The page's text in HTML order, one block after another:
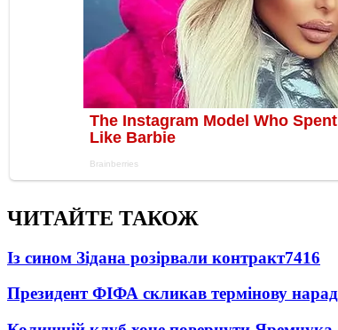
ЧИТАЙТЕ ТАКОЖ
Із сином Зідана розірвали контракт7416
Президент ФІФА скликав термінову